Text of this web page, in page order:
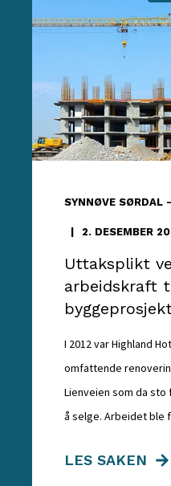
SYNNØVE SØRDAL
2. DESEMBER
Uttaksplikt
arbeidskraft
I 2012 var Highland
omfattende
Lienveien som da
å selge. Arbeidet ble
LES SAKEN